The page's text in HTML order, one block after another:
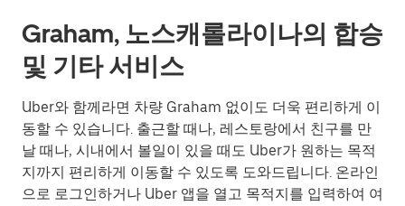
Graham, 노스캐롤라이나의 합승
및 기타 서비스
Uber와 함께라면 차량 Graham 없이도 더욱 편리하게 이
동할 수 있습니다. 출근할 때나, 레스토랑에서 친구를 만
날 때나, 시내에서 볼일이 있을 때도 Uber가 원하는 목적
지까지 편리하게 이동할 수 있도록 도와드립니다. 온라인
으로 로그인하거나 Uber 앱을 열고 목적지를 입력하여 여